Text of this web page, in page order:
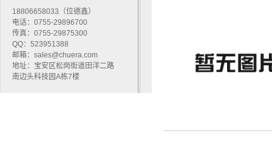
18806658033（位德鑫）
电话：0755-29896700
传真：0755-29875300
QQ：523951388
邮箱：sales@chuera.com
地址：宝安区松岗街道田洋二路
南边头科技园A栋7楼